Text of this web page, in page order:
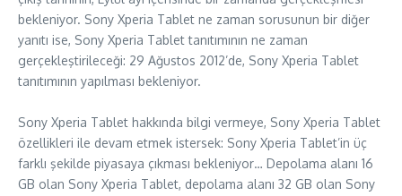
bekleniyor. Sony Xperia Tablet ne zaman sorusunun bir diğer
yanıtı ise, Sony Xperia Tablet tanıtımının ne zaman
gerçekleştirileceği: 29 Ağustos 2012’de, Sony Xperia Tablet
tanıtımının yapılması bekleniyor.
Sony Xperia Tablet hakkında bilgi vermeye, Sony Xperia Tablet
özellikleri ile devam etmek istersek: Sony Xperia Tablet’in üç
farklı şekilde piyasaya çıkması bekleniyor… Depolama alanı 16
GB olan Sony Xperia Tablet, depolama alanı 32 GB olan Sony